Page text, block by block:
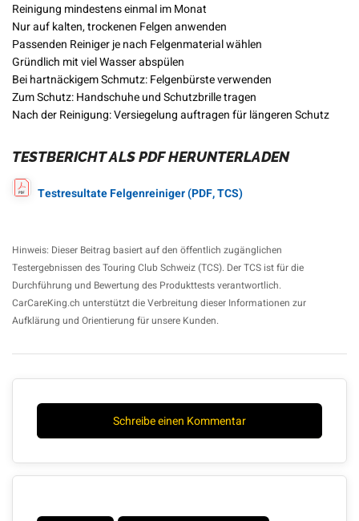
Reinigung mindestens einmal im Monat
Nur auf kalten, trockenen Felgen anwenden
Passenden Reiniger je nach Felgenmaterial wählen
Gründlich mit viel Wasser abspülen
Bei hartnäckigem Schmutz: Felgenbürste verwenden
Zum Schutz: Handschuhe und Schutzbrille tragen
Nach der Reinigung: Versiegelung auftragen für längeren Schutz
TESTBERICHT ALS PDF HERUNTERLADEN
Testresultate Felgenreiniger (PDF, TCS)
Hinweis: Dieser Beitrag basiert auf den öffentlich zugänglichen
Testergebnissen des Touring Club Schweiz (TCS). Der TCS ist für die
Durchführung und Bewertung des Produkttests verantwortlich.
CarCareKing.ch unterstützt die Verbreitung dieser Informationen zur
Aufklärung und Orientierung für unsere Kunden.
Schreibe einen Kommentar